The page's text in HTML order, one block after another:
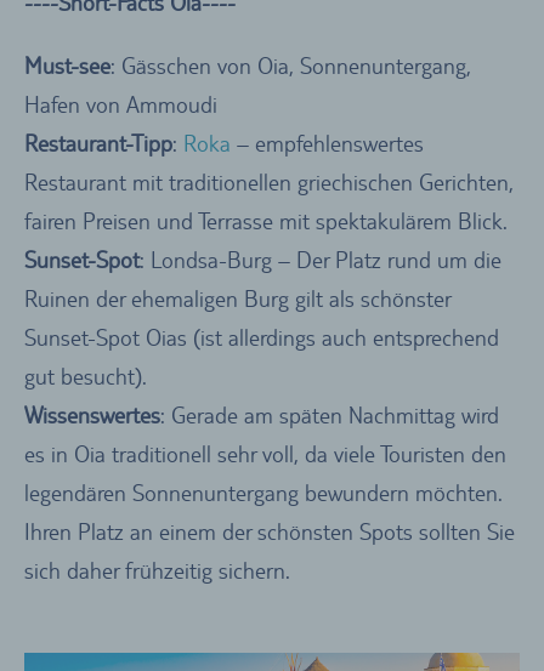
Must-see: Gässchen von Oia, Sonnenuntergang,
Hafen von Ammoudi
Restaurant-Tipp: Roka – empfehlenswertes
Restaurant mit traditionellen griechischen Gerichten,
fairen Preisen und Terrasse mit spektakulärem Blick.
Sunset-Spot: Londsa-Burg – Der Platz rund um die
Ruinen der ehemaligen Burg gilt als schönster
Sunset-Spot Oias (ist allerdings auch entsprechend
gut besucht).
Wissenswertes: Gerade am späten Nachmittag wird
es in Oia traditionell sehr voll, da viele Touristen den
legendären Sonnenuntergang bewundern möchten.
Ihren Platz an einem der schönsten Spots sollten Sie
sich daher frühzeitig sichern.